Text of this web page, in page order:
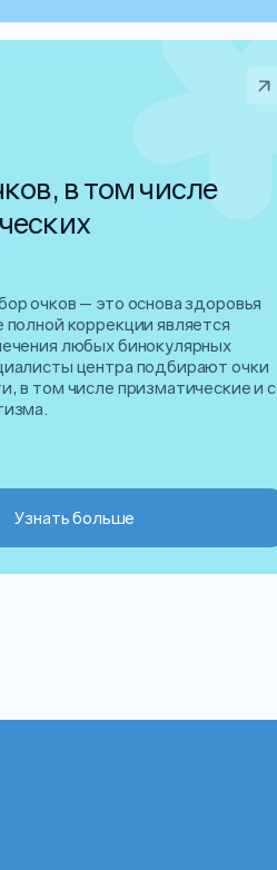
в том числе
очков — это основа здоровья
коррекции является
любых бинокулярных
центра подбирают очки
в том числе призматические и с
Узнать больше